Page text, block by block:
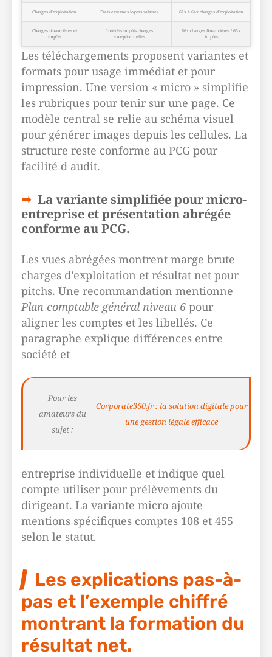
Charges d’exploitation Frais externes loyers salaires 61x à 64x charges d’exploitation
Charges financières et
impôts
Intérêts impôts charges
exceptionnelles
66x charges financières / 63x
impôts
Les téléchargements proposent variantes et
formats pour usage immédiat et pour
impression. Une version « micro » simplifie
les rubriques pour tenir sur une page. Ce
modèle central se relie au schéma visuel
pour générer images depuis les cellules. La
structure reste conforme au PCG pour
facilité d audit.
La variante simplifiée pour micro-
entreprise et présentation abrégée
conforme au PCG.
Les vues abrégées montrent marge brute
charges d’exploitation et résultat net pour
pitchs. Une recommandation mentionne
Plan comptable général niveau 6 pour
aligner les comptes et les libellés. Ce
paragraphe explique différences entre
société et
Pour les
amateurs du
sujet :
Corporate360.fr : la solution digitale pour
une gestion légale efficace
entreprise individuelle et indique quel
compte utiliser pour prélèvements du
dirigeant. La variante micro ajoute
mentions spécifiques comptes 108 et 455
selon le statut.
Les explications pas-à-
pas et l’exemple chiffré
montrant la formation du
résultat net.